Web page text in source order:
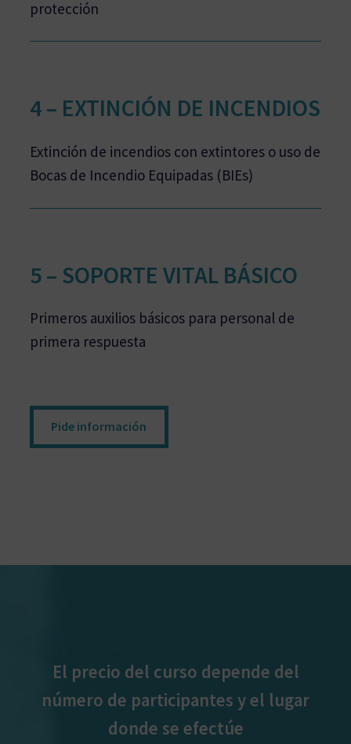
protección
4 – EXTINCIÓN DE INCENDIOS
Extinción de incendios con extintores o uso de
Bocas de Incendio Equipadas (BIEs)
5 – SOPORTE VITAL BÁSICO
Primeros auxilios básicos para personal de
primera respuesta
Pide información
El precio del curso depende del
número de participantes y el lugar
donde se efectúe